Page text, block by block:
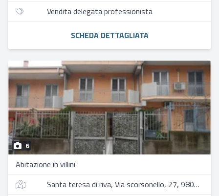
Vendita delegata professionista
SCHEDA DETTAGLIATA
6
Abitazione in villini
Santa teresa di riva, Via scorsonello, 27, 98028 santa teresa di riva me, italia